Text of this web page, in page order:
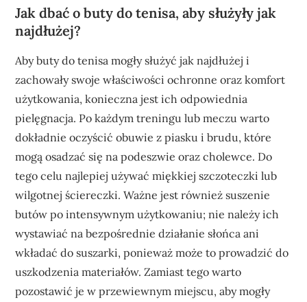
Jak dbać o buty do tenisa, aby służyły jak
najdłużej?
Aby buty do tenisa mogły służyć jak najdłużej i
zachowały swoje właściwości ochronne oraz komfort
użytkowania, konieczna jest ich odpowiednia
pielęgnacja. Po każdym treningu lub meczu warto
dokładnie oczyścić obuwie z piasku i brudu, które
mogą osadzać się na podeszwie oraz cholewce. Do
tego celu najlepiej używać miękkiej szczoteczki lub
wilgotnej ściereczki. Ważne jest również suszenie
butów po intensywnym użytkowaniu; nie należy ich
wystawiać na bezpośrednie działanie słońca ani
wkładać do suszarki, ponieważ może to prowadzić do
uszkodzenia materiałów. Zamiast tego warto
pozostawić je w przewiewnym miejscu, aby mogły